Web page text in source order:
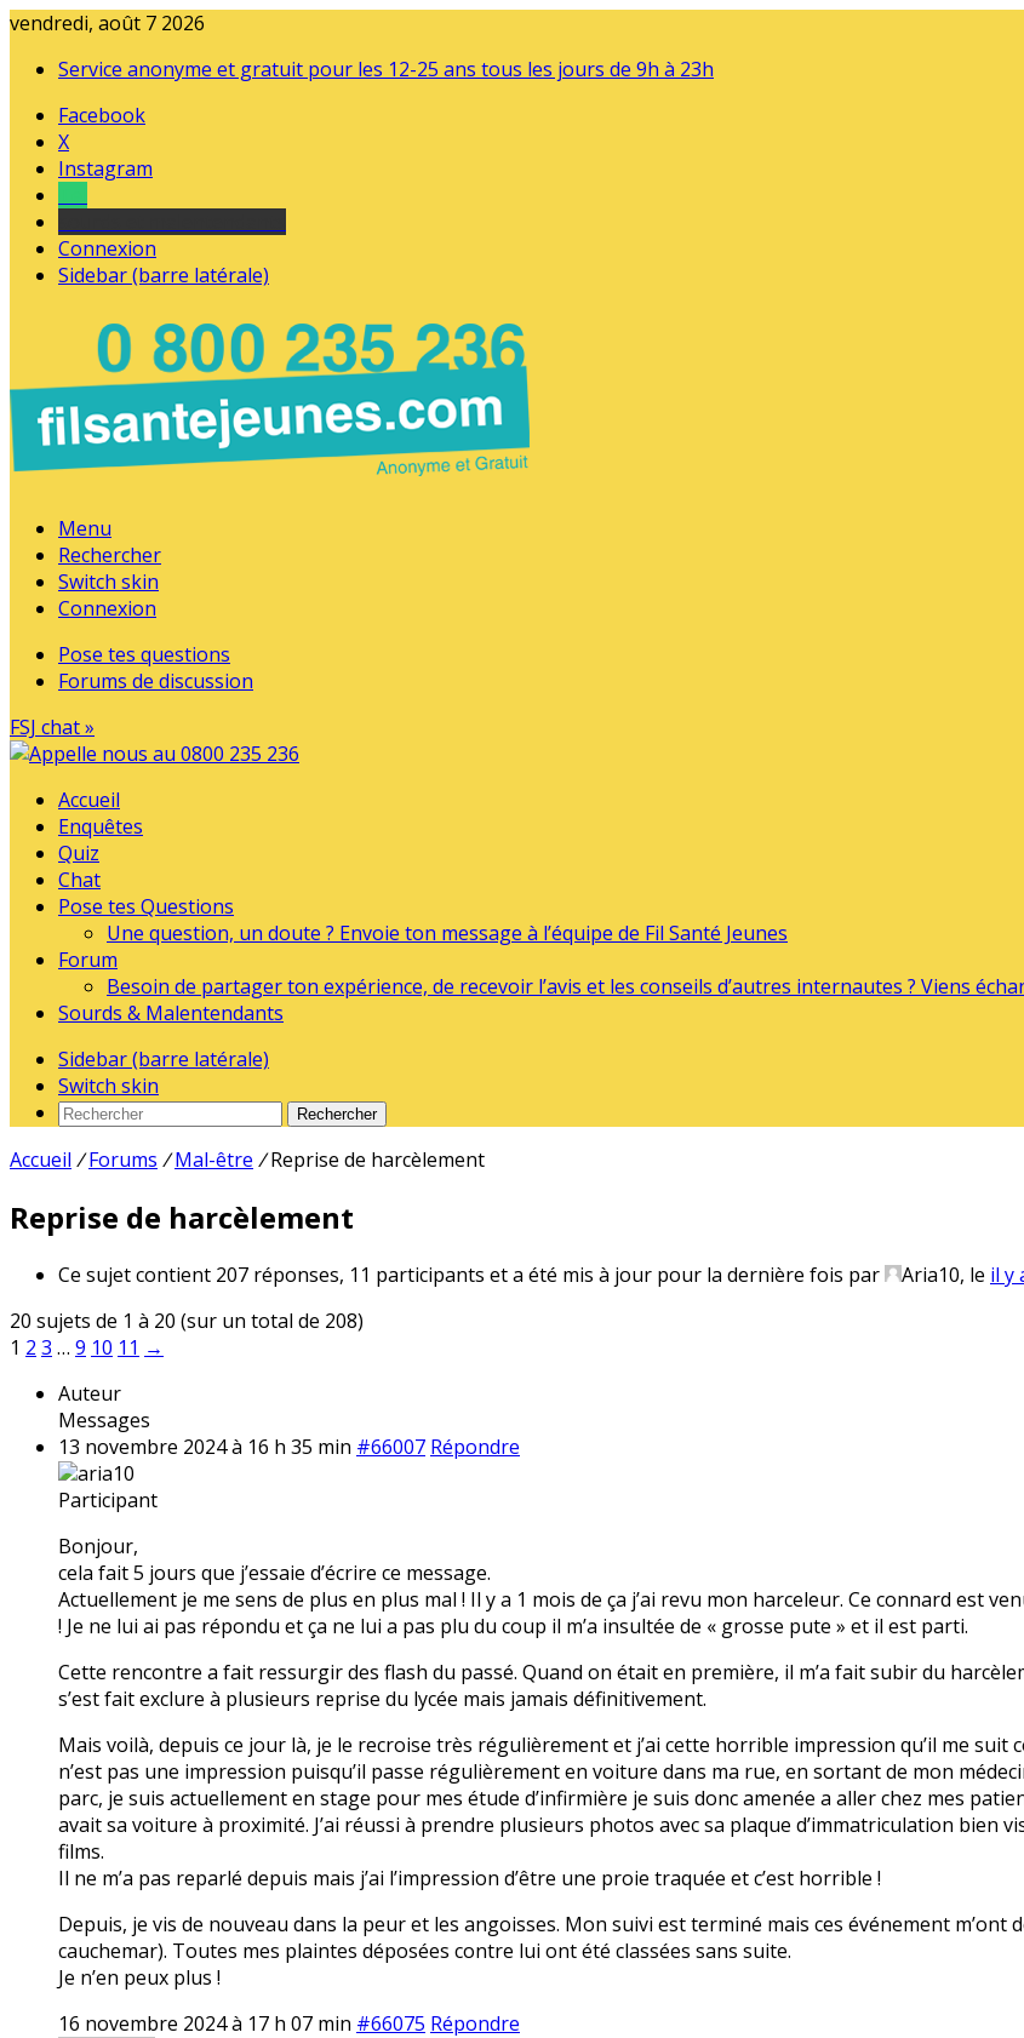
vendredi, août 7 2026
Service anonyme et gratuit pour les 12-25 ans tous les jours de 9h à 23h
Facebook
X
Instagram
Connexion
Sidebar (barre latérale)
Menu
Rechercher
Switch skin
Connexion
Pose tes questions
Forums de discussion
FSJ chat »
Accueil
Enquêtes
Quiz
Chat
Pose tes Questions
Une question, un doute ? Envoie ton message à l’équipe de Fil Santé Jeunes
Forum
Besoin de partager ton expérience, de recevoir l’avis et les conseils d’autres internautes ? Viens
Sourds & Malentendants
Sidebar (barre latérale)
Switch skin
Rechercher
Accueil / Forums / Mal-être / Reprise de harcèlement
Reprise de harcèlement
Ce sujet contient 207 réponses, 11 participants et a été mis à jour pour la dernière fois par Aria10, le il y
20 sujets de 1 à 20 (sur un total de 208)
1 2 3 … 9 10 11 →
Auteur
Messages
13 novembre 2024 à 16 h 35 min #66007 Répondre
aria10
Participant
Bonjour,
cela fait 5 jours que j’essaie d’écrire ce message.
Actuellement je me sens de plus en plus mal ! Il y a 1 mois de ça j’ai revu mon harceleur. Ce connard est
! Je ne lui ai pas répondu et ça ne lui a pas plu du coup il m’a insultée de « grosse pute » et il est parti.
Cette rencontre a fait ressurgir des flash du passé. Quand on était en première, il m’a fait subir du
s’est fait exclure à plusieurs reprise du lycée mais jamais définitivement.
Mais voilà, depuis ce jour là, je le recroise très régulièrement et j’ai cette horrible impression qu’il me suit
n’est pas une impression puisqu’il passe régulièrement en voiture dans ma rue, en sortant de mon
parc, je suis actuellement en stage pour mes étude d’infirmière je suis donc amenée a aller chez mes
avait sa voiture à proximité. J’ai réussi à prendre plusieurs photos avec sa plaque d’immatriculation bien
films.
Il ne m’a pas reparlé depuis mais j’ai l’impression d’être une proie traquée et c’est horrible !
Depuis, je vis de nouveau dans la peur et les angoisses. Mon suivi est terminé mais ces événement m’ont
cauchemar). Toutes mes plaintes déposées contre lui ont été classées sans suite.
Je n’en peux plus !
16 novembre 2024 à 17 h 07 min #66075 Répondre